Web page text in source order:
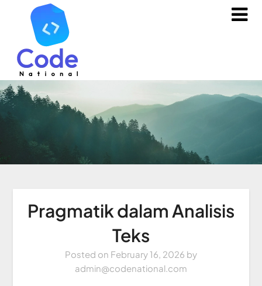
Pragmatik dalam Analisis
Teks
Posted on February 16, 2026 by
admin@codenational.com